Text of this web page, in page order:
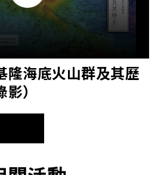
隆海底火山群及其歷
）